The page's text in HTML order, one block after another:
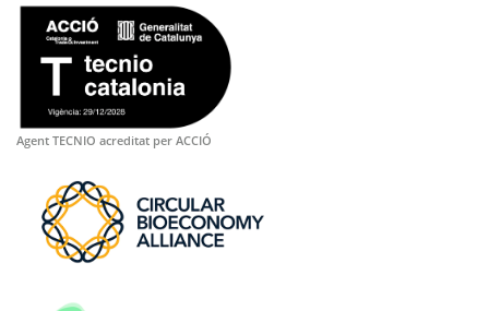
Agent TECNIO acreditat per ACCIÓ